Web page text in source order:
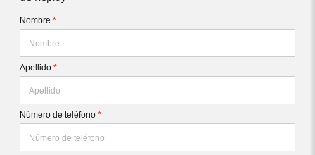
Nombre *
Apellido *
Número de teléfono *